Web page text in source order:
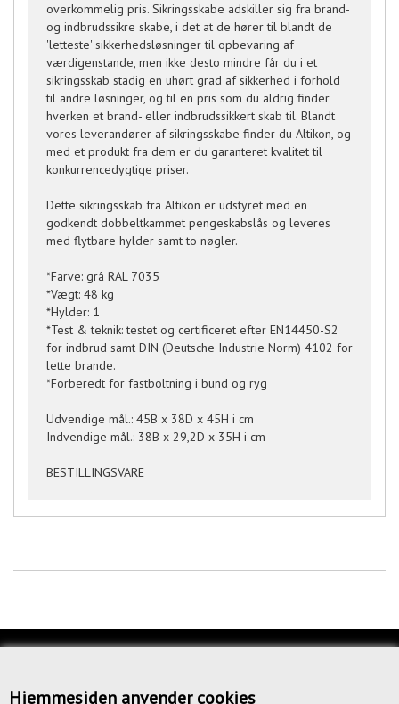
Hjemmesiden anvender cookies
overkommelig pris. Sikringsskabe adskiller sig fra brand-
og indbrudssikre skabe, i det at de hører til blandt de
'letteste' sikkerhedsløsninger til opbevaring af
værdigenstande, men ikke desto mindre får du i et
sikringsskab stadig en uhørt grad af sikkerhed i forhold
til andre løsninger, og til en pris som du aldrig finder
hverken et brand- eller indbrudssikkert skab til. Blandt
vores leverandører af sikringsskabe finder du Altikon, og
med et produkt fra dem er du garanteret kvalitet til
konkurrencedygtige priser.
Dette sikringsskab fra Altikon er udstyret med en
godkendt dobbeltkammet pengeskabslås og leveres
med flytbare hylder samt to nøgler.
*Farve: grå RAL 7035
*Vægt: 48 kg
*Hylder: 1
*Test & teknik: testet og certificeret efter EN14450-S2
for indbrud samt DIN (Deutsche Industrie Norm) 4102 for
lette brande.
*Forberedt for fastboltning i bund og ryg
Udvendige mål.: 45B x 38D x 45H i cm
Indvendige mål.: 38B x 29,2D x 35H i cm
BESTILLINGSVARE
OM OS